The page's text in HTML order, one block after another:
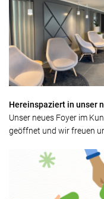
Hereinspaziert in unser
Unser neues Foyer im
geöffnet und wir freuen